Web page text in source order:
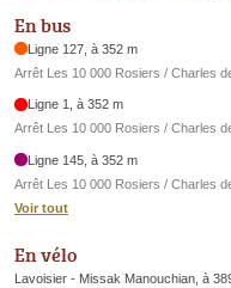
En bus
Ligne 127, à 352 m
Arrêt Les 10 000 Rosiers / Charles
Ligne 1, à 352 m
Arrêt Les 10 000 Rosiers / Charles
Ligne 145, à 352 m
Arrêt Les 10 000 Rosiers / Charles
Voir tout
En vélo
Lavoisier - Missak Manouchian, à